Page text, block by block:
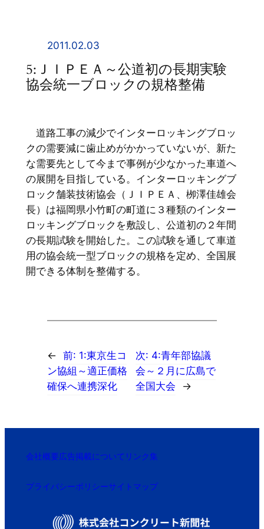
2011.02.03
5:ＪＩＰＥＡ～公道初の長期実験
協会統一ブロックの規格整備
道路工事の減少でインターロッキングブロッ
クの需要減に歯止めがかかっていないが、新た
な需要先として今まで事例が少なかった車道へ
の展開を目指している。インターロッキングブ
ロック舗装技術協会（ＪＩＰＥＡ、栁澤佳雄会
長）は福岡県小竹町の町道に３種類のインター
ロッキングブロックを敷設し、公道初の２年間
の長期試験を開始した。この試験を通して車道
用の協会統一型ブロックの規格を定め、全国展
開できる体制を整備する。
← 前: 1:東京生コ
ン協組～適正価格
確保へ連携深化
次: 4:青年部協議
会～２月に広島で
全国大会
→
会社概要広告掲載について リンク集
プライバシーポリシーサイトマップ